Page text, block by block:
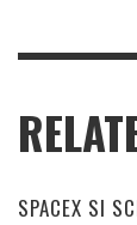
SPACEX SI